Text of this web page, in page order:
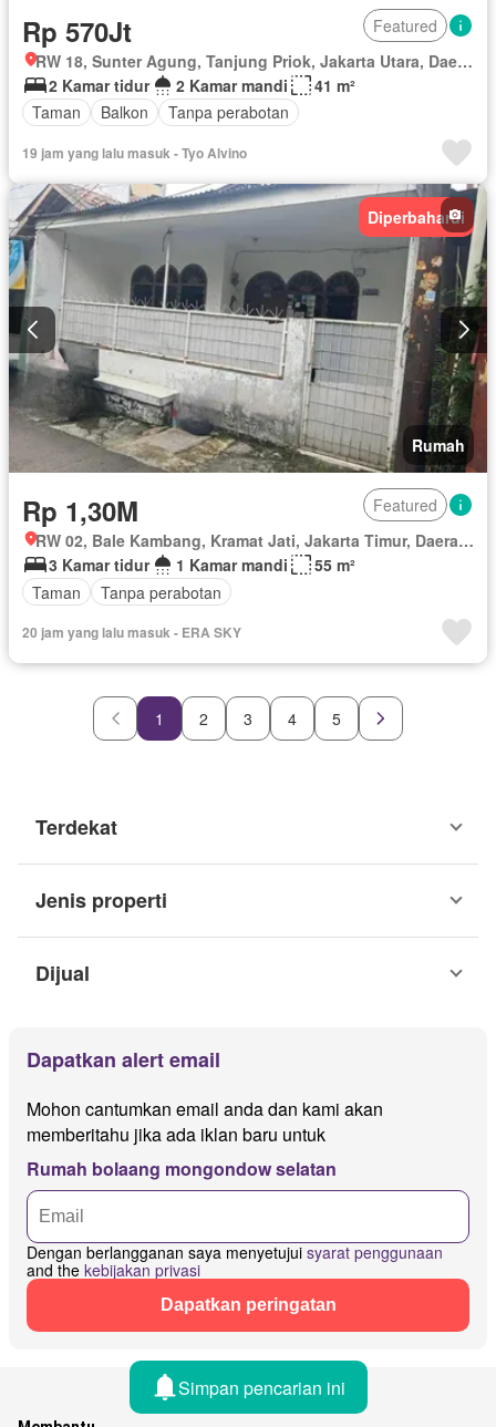
Rp 570Jt
Featured
RW 18, Sunter Agung, Tanjung Priok, Jakarta Utara, Daerah Khusus Ibukota Jakarta
2 Kamar tidur
2 Kamar mandi
41 m²
Taman
Balkon Tanpa perabotan
19 jam yang lalu masuk - Tyo Alvino
Diperbaharui
Rumah
Rp 1,30M
Featured
RW 02, Bale Kambang, Kramat Jati, Jakarta Timur, Daerah Khusus Ibukota Jakarta
3 Kamar tidur
1 Kamar mandi
55 m²
Taman
Tanpa perabotan
20 jam yang lalu masuk - ERA SKY
1 2 3 4 5
Terdekat
Jenis properti
Dijual
Dapatkan alert email
Mohon cantumkan email anda dan kami akan
memberitahu jika ada iklan baru untuk
Rumah bolaang mongondow selatan
Dengan berlangganan saya menyetujui syarat penggunaan
and the kebijakan privasi
Dapatkan peringatan
Simpan pencarian ini